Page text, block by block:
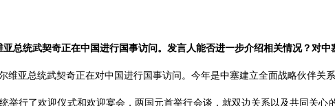
总统武契奇正在中国进行国事访问。发言人能否进一步介绍相关情况？对中
维亚总统武契奇正在对中国进行国事访问。今年是中塞建立全面战略伙伴关
举行了欢迎仪式和欢迎宴会，两国元首举行会谈，就双边关系以及共同关